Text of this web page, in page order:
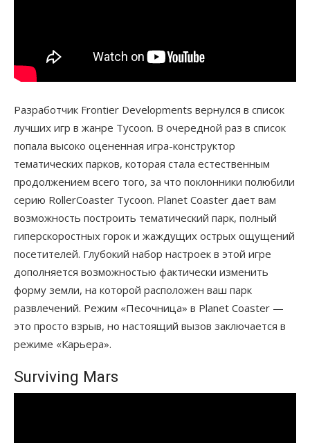
Разработчик Frontier Developments вернулся в список
лучших игр в жанре Tycoon. В очередной раз в список
попала высоко оцененная игра-конструктор
тематических парков, которая стала естественным
продолжением всего того, за что поклонники полюбили
серию RollerCoaster Tycoon. Planet Coaster дает вам
возможность построить тематический парк, полный
гиперскоростных горок и жаждущих острых ощущений
посетителей. Глубокий набор настроек в этой игре
дополняется возможностью фактически изменить
форму земли, на которой расположен ваш парк
развлечений. Режим «Песочница» в Planet Coaster —
это просто взрыв, но настоящий вызов заключается в
режиме «Карьера».
Surviving Mars